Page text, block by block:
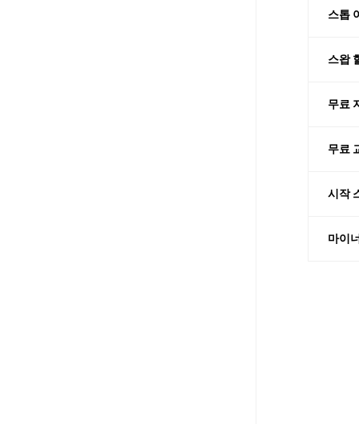
스톱
스왑
무료
무료
시작
마이